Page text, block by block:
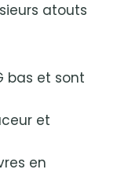
atouts
bas et sont
et
en